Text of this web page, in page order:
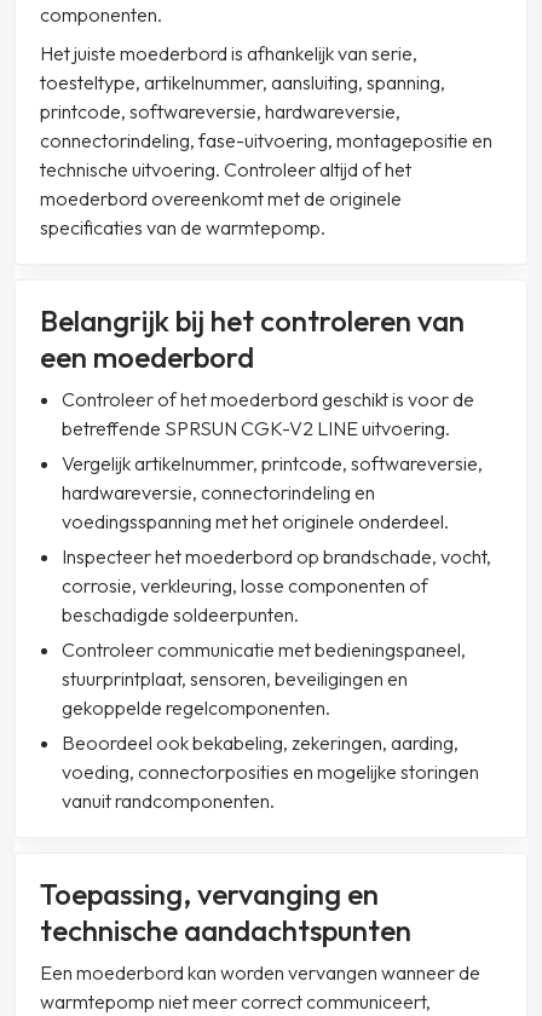
componenten.
Het juiste moederbord is afhankelijk van serie,
toesteltype, artikelnummer, aansluiting, spanning,
printcode, softwareversie, hardwareversie,
connectorindeling, fase-uitvoering, montagepositie en
technische uitvoering. Controleer altijd of het
moederbord overeenkomt met de originele
specificaties van de warmtepomp.
Belangrijk bij het controleren van
een moederbord
Controleer of het moederbord geschikt is voor de
betreffende SPRSUN CGK-V2 LINE uitvoering.
Vergelijk artikelnummer, printcode, softwareversie,
hardwareversie, connectorindeling en
voedingsspanning met het originele onderdeel.
Inspecteer het moederbord op brandschade, vocht,
corrosie, verkleuring, losse componenten of
beschadigde soldeerpunten.
Controleer communicatie met bedieningspaneel,
stuurprintplaat, sensoren, beveiligingen en
gekoppelde regelcomponenten.
Beoordeel ook bekabeling, zekeringen, aarding,
voeding, connectorposities en mogelijke storingen
vanuit randcomponenten.
Toepassing, vervanging en
technische aandachtspunten
Een moederbord kan worden vervangen wanneer de
warmtepomp niet meer correct communiceert,